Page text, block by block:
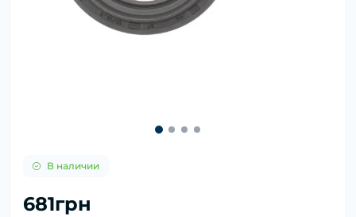
В наличии
681грн